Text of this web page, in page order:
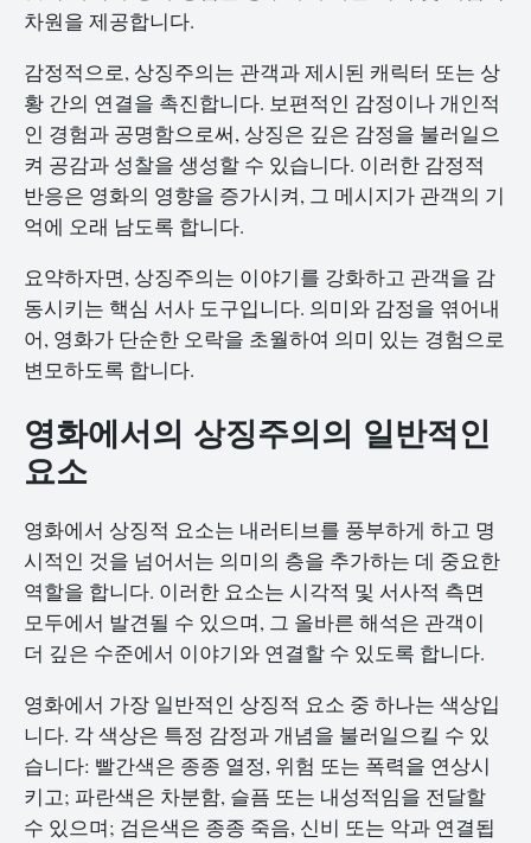
차원을 제공합니다.
감정적으로, 상징주의는 관객과 제시된 캐릭터 또는 상
황 간의 연결을 촉진합니다. 보편적인 감정이나 개인적
인 경험과 공명함으로써, 상징은 깊은 감정을 불러일으
켜 공감과 성찰을 생성할 수 있습니다. 이러한 감정적
반응은 영화의 영향을 증가시켜, 그 메시지가 관객의 기
억에 오래 남도록 합니다.
요약하자면, 상징주의는 이야기를 강화하고 관객을 감
동시키는 핵심 서사 도구입니다. 의미와 감정을 엮어내
어, 영화가 단순한 오락을 초월하여 의미 있는 경험으로
변모하도록 합니다.
영화에서의 상징주의의 일반적인
요소
영화에서 상징적 요소는 내러티브를 풍부하게 하고 명
시적인 것을 넘어서는 의미의 층을 추가하는 데 중요한
역할을 합니다. 이러한 요소는 시각적 및 서사적 측면
모두에서 발견될 수 있으며, 그 올바른 해석은 관객이
더 깊은 수준에서 이야기와 연결할 수 있도록 합니다.
영화에서 가장 일반적인 상징적 요소 중 하나는 색상입
니다. 각 색상은 특정 감정과 개념을 불러일으킬 수 있
습니다: 빨간색은 종종 열정, 위험 또는 폭력을 연상시
키고; 파란색은 차분함, 슬픔 또는 내성적임을 전달할
수 있으며; 검은색은 종종 죽음, 신비 또는 악과 연결됩